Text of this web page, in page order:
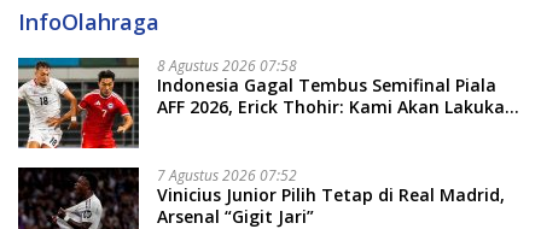
InfoOlahraga
8 Agustus 2026 07:58
Indonesia Gagal Tembus Semifinal Piala
AFF 2026, Erick Thohir: Kami Akan Lakukan
7 Agustus 2026 07:52
Vinicius Junior Pilih Tetap di Real Madrid,
Arsenal “Gigit Jari”